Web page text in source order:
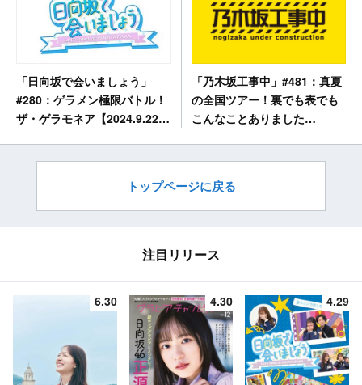
「日向坂で会いましょう」
#280：ゲラメン極限バトル！
ザ・ゲラモネア【2024.9.22
「乃木坂工事中」#481：真夏
の全国ツアー！裏でも表でも
こんなことありました
トップページに戻る
注目リリース
6.30 4.30 4.29